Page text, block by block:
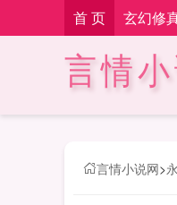
首 页 玄幻修
言情
言情小说网>